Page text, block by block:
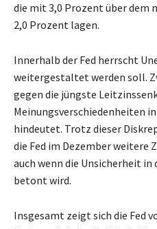
die mit 3,0 Prozent über
2,0 Prozent lagen.
Innerhalb der Fed herrscht
weitergestaltet werden soll.
gegen die jüngste
Meinungsverschiedenheiten
hindeutet. Trotz dieser
die Fed im Dezember weitere
auch wenn die Unsicherheit
betont wird.
Insgesamt zeigt sich die Fed